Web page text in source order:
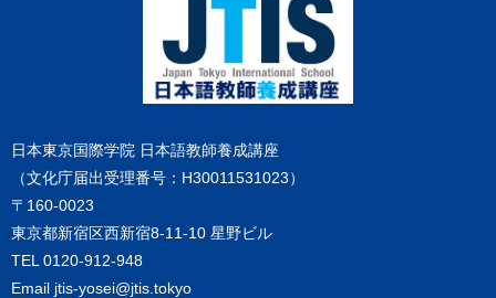
日本東京国際学院 日本語教師養成講座
（文化庁届出受理番号：H30011531023）
〒160-0023
東京都新宿区西新宿8-11-10 星野ビル
TEL 0120-912-948
Email jtis-yosei@jtis.tokyo